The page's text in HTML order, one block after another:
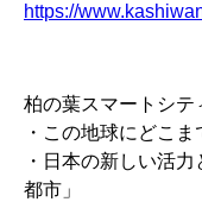
https://
柏の葉スマートシテ
・この地球にどこ
・日本の新しい活
都市」